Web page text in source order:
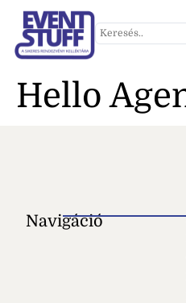
Hello
Navigáció
Adventi